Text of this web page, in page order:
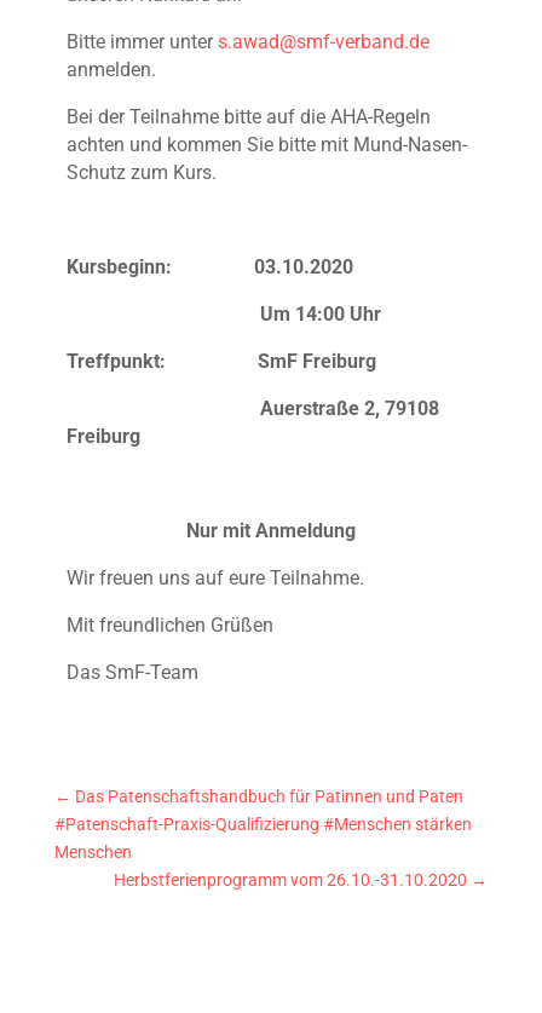
Bitte immer unters.awad@smf-verband.de
anmelden.
Bei der Teilnahme bitte auf die AHA-Regeln
achten und kommen Sie bitte mit Mund-Nasen-
Schutz zum Kurs.
Kursbeginn: 03.10.2020
Um 14:00 Uhr
Treffpunkt: SmF Freiburg
Auerstraße 2, 79108
Freiburg
Nur mit Anmeldung
Wir freuen uns auf eure Teilnahme.
Mit freundlichen Grüßen
Das SmF-Team
← Das Patenschaftshandbuch für Patinnen und Paten
#Patenschaft-Praxis-Qualifizierung #Menschen stärken
Menschen
Herbstferienprogramm vom 26.10.-31.10.2020 →